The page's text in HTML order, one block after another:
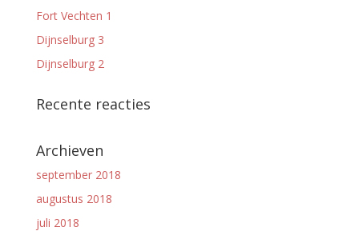
Fort Vechten 1
Dijnselburg 3
Dijnselburg 2
Recente reacties
Archieven
september 2018
augustus 2018
juli 2018